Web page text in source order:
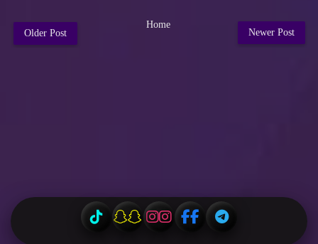
Newer Post
Older Post
Home